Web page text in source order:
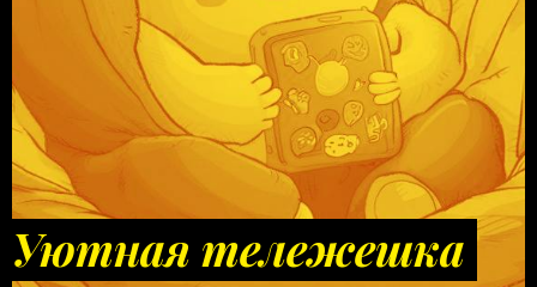
Уютная тележешка